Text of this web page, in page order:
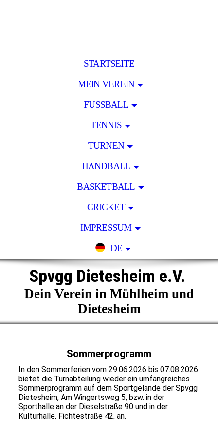
STARTSEITE
MEIN VEREIN
FUSSBALL
TENNIS
TURNEN
HANDBALL
BASKETBALL
CRICKET
IMPRESSUM
DE
Spvgg Dietesheim e.V.
Dein Verein in Mühlheim und
Dietesheim
Sommerprogramm
In den Sommerferien vom 29.06.2026 bis 07.08.2026
bietet die Turnabteilung wieder ein umfangreiches
Sommerprogramm auf dem Sportgelände der Spvgg
Dietesheim, Am Wingertsweg 5, bzw. in der
Sporthalle an der Dieselstraße 90 und in der
Kulturhalle, Fichtestraße 42, an.